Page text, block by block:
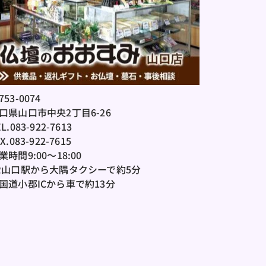
0074
県山口市中央2丁目6-26
922-7613
922-7615
時間9:00～18:00
口駅から大隅タクシーで約5分
道小郡ICから車で約13分